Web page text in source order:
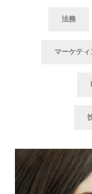
法務
マーケティ